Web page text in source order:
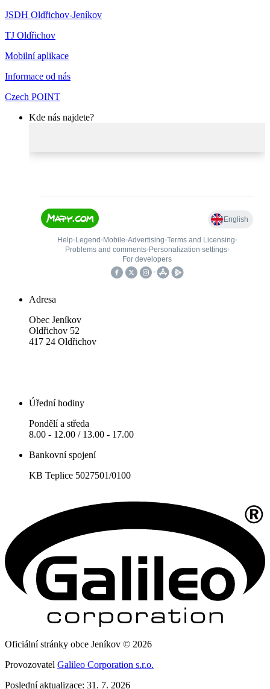
JSDH Oldřichov-Jeníkov
TJ Oldřichov
Mobilní aplikace
Informace od nás
Czech POINT
Kde nás najdete?
Adresa
Obec Jeníkov
Oldřichov 52
417 24 Oldřichov
Úřední hodiny
Pondělí a středa
8.00 - 12.00 / 13.00 - 17.00
Bankovní spojení
KB Teplice 5027501/0100
Oficiální stránky obce Jeníkov © 2026
Provozovatel Galileo Corporation s.r.o.
Poslední aktualizace: 31. 7. 2026